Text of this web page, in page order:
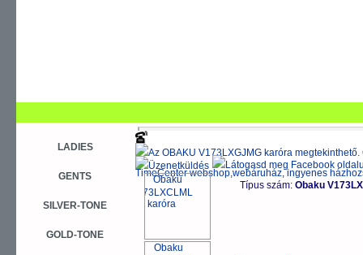
LADIES
GENTS
SILVER-TONE
GOLD-TONE
Obaku órák
További változatok
Típus szám: Obaku